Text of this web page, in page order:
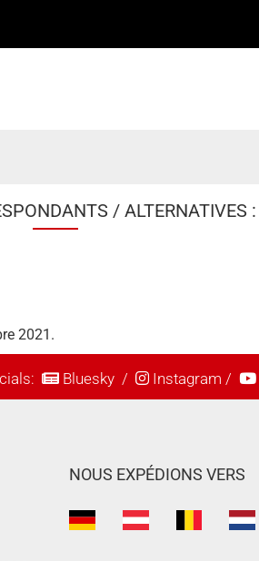
/ ALTERNATIVES :
2021.
Bluesky/ Instagram /
NOUS EXPÉDIONS VERS